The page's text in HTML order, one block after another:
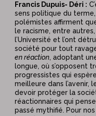
Francis Dupuis- Déri :
sens politique du
polémistes affirment
le racisme, entre
l’Université et l’ont
société pour tout
en réaction, adoptant
longue, où s’opposent
progressistes qui
meilleure dans l’avenir,
devoir protéger la
réactionnaires qui
passé mythifié. Pour